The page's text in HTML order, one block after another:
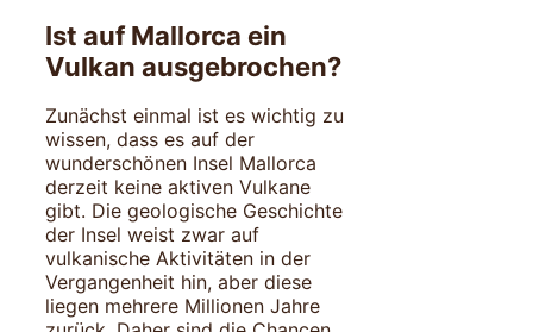
Ist auf Mallorca ein
Vulkan ausgebrochen?
Zunächst einmal ist es wichtig zu
wissen, dass es auf der
wunderschönen Insel Mallorca
derzeit keine aktiven Vulkane
gibt. Die geologische Geschichte
der Insel weist zwar auf
vulkanische Aktivitäten in der
Vergangenheit hin, aber diese
liegen mehrere Millionen Jahre